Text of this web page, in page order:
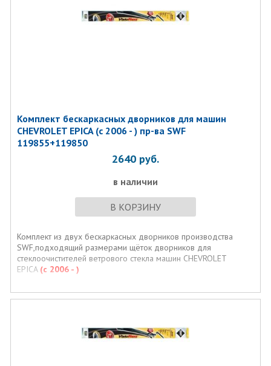
Комплект бескаркасных дворников для машин
CHEVROLET EPICA (с 2006 - ) пр-ва SWF
119855+119850
2640 руб.
в наличии
В КОРЗИНУ
Комплект из двух бескаркасных дворников производства
SWF,подходящий размерами щёток дворников для
стеклоочистителей ветрового стекла машин CHEVROLET
EPICA (с 2006 - )